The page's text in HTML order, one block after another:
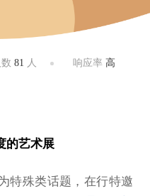
81 人 响应率 高
的艺术展
特殊类话题，在行特邀